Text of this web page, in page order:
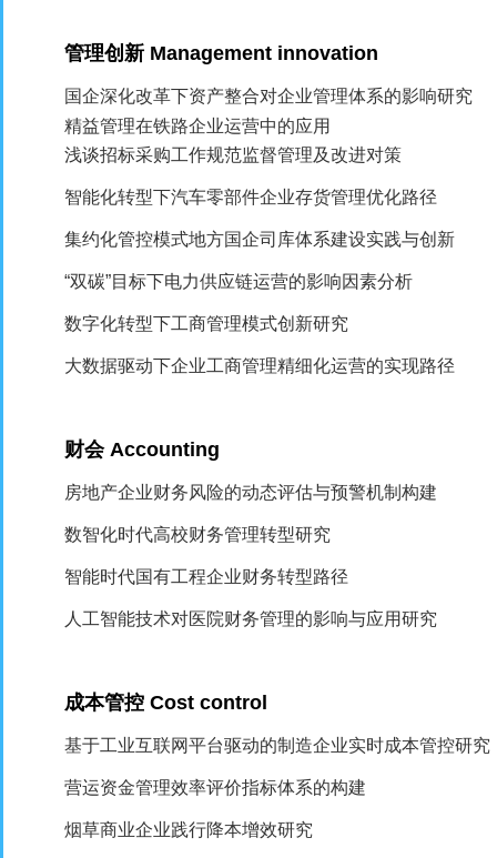
管理创新 Management innovation
国企深化改革下资产整合对企业管理体系的影响研究
精益管理在铁路企业运营中的应用
浅谈招标采购工作规范监督管理及改进对策
智能化转型下汽车零部件企业存货管理优化路径
集约化管控模式地方国企司库体系建设实践与创新
“双碳”目标下电力供应链运营的影响因素分析
数字化转型下工商管理模式创新研究
大数据驱动下企业工商管理精细化运营的实现路径
财会Accounting
房地产企业财务风险的动态评估与预警机制构建
数智化时代高校财务管理转型研究
智能时代国有工程企业财务转型路径
人工智能技术对医院财务管理的影响与应用研究
成本管控Cost control
基于工业互联网平台驱动的制造企业实时成本管控研究
营运资金管理效率评价指标体系的构建
烟草商业企业践行降本增效研究